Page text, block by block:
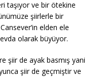
taşıyor ve bir ötekine
şiirlerle bir
elden ele
olarak büyüyor.
şiir de ayak basmış yani
şiir de geçmiştir ve